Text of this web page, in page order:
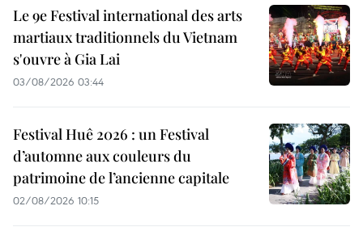
Le 9e Festival international des arts
martiaux traditionnels du Vietnam
s'ouvre à Gia Lai
03/08/2026 03:44
Festival Huê 2026 : un Festival
d’automne aux couleurs du
patrimoine de l’ancienne capitale
02/08/2026 10:15